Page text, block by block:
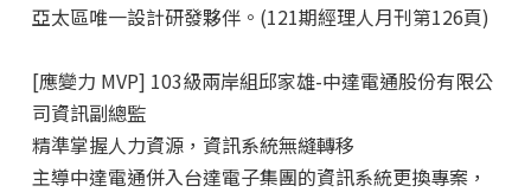
亞太區唯一設計研發夥伴。(121期經理人月刊第126頁)
[應變力 MVP] 103級兩岸組邱家雄-中達電通股份有限公
司資訊副總監
精準掌握人力資源，資訊系統無縫轉移
主導中達電通併入台達電子集團的資訊系統更換專案，